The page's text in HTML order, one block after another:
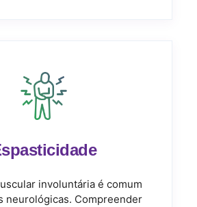
involuntária é comum
neurológicas. Compreender